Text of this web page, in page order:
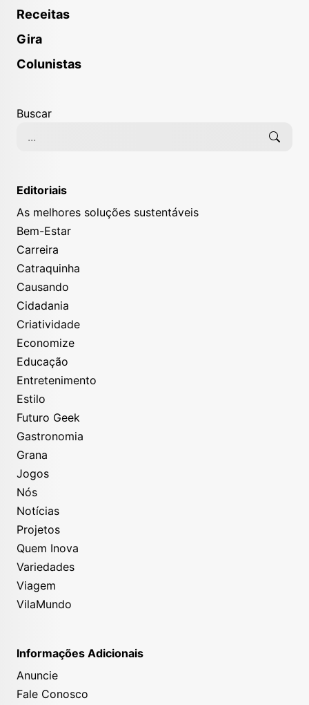
Receitas
Gira
Colunistas
Buscar
Editoriais
As melhores soluções sustentáveis
Bem-Estar
Carreira
Catraquinha
Causando
Cidadania
Criatividade
Economize
Educação
Entretenimento
Estilo
Futuro Geek
Gastronomia
Grana
Jogos
Nós
Notícias
Projetos
Quem Inova
Variedades
Viagem
VilaMundo
Informações Adicionais
Anuncie
Fale Conosco